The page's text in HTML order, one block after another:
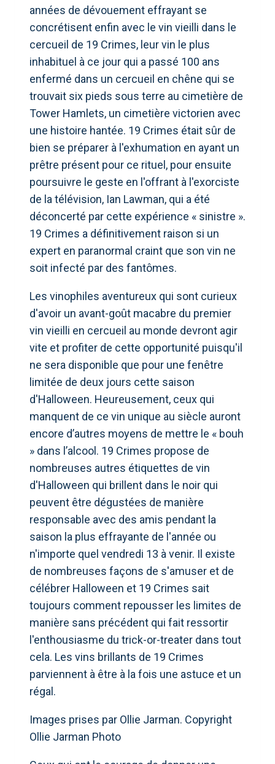
années de dévouement effrayant se
concrétisent enfin avec le vin vieilli dans le
cercueil de 19 Crimes, leur vin le plus
inhabituel à ce jour qui a passé 100 ans
enfermé dans un cercueil en chêne qui se
trouvait six pieds sous terre au cimetière de
Tower Hamlets, un cimetière victorien avec
une histoire hantée. 19 Crimes était sûr de
bien se préparer à l'exhumation en ayant un
prêtre présent pour ce rituel, pour ensuite
poursuivre le geste en l'offrant à l'exorciste
de la télévision, Ian Lawman, qui a été
déconcerté par cette expérience « sinistre ».
19 Crimes a définitivement raison si un
expert en paranormal craint que son vin ne
soit infecté par des fantômes.
Les vinophiles aventureux qui sont curieux
d'avoir un avant-goût macabre du premier
vin vieilli en cercueil au monde devront agir
vite et profiter de cette opportunité puisqu'il
ne sera disponible que pour une fenêtre
limitée de deux jours cette saison
d'Halloween. Heureusement, ceux qui
manquent de ce vin unique au siècle auront
encore d’autres moyens de mettre le « bouh
» dans l’alcool. 19 Crimes propose de
nombreuses autres étiquettes de vin
d'Halloween qui brillent dans le noir qui
peuvent être dégustées de manière
responsable avec des amis pendant la
saison la plus effrayante de l'année ou
n'importe quel vendredi 13 à venir. Il existe
de nombreuses façons de s'amuser et de
célébrer Halloween et 19 Crimes sait
toujours comment repousser les limites de
manière sans précédent qui fait ressortir
l'enthousiasme du trick-or-treater dans tout
cela. Les vins brillants de 19 Crimes
parviennent à être à la fois une astuce et un
régal.
Images prises par Ollie Jarman. Copyright
Ollie Jarman Photo